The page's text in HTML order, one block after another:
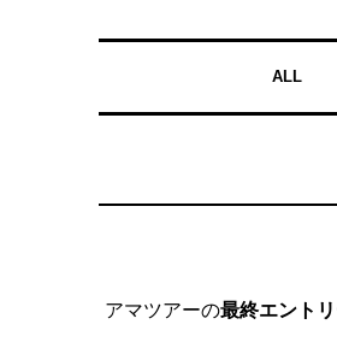
ALL
アマツアーの最終エント